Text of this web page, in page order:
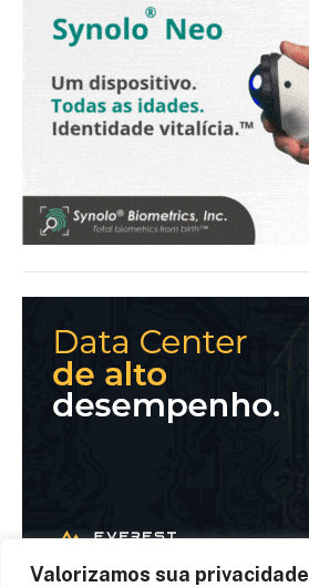
Valorizamos sua privacidade